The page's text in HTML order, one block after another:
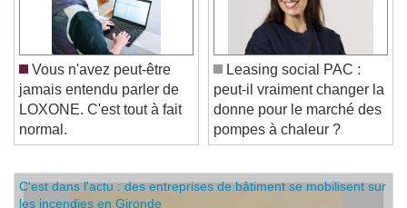
Vous n'avez peut-être
jamais entendu parler de
LOXONE. C'est tout à fait
normal.
Leasing social PAC :
peut-il vraiment changer la
donne pour le marché des
pompes à chaleur ?
C'est dans l'actu : des entreprises de bâtiment se mobilisent sur